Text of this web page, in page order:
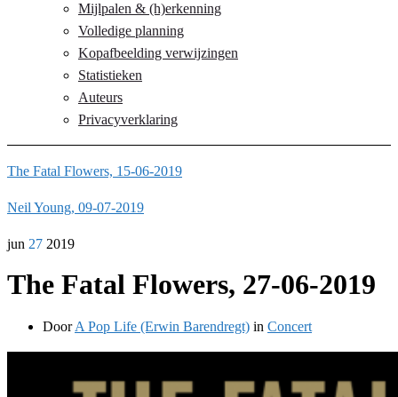
Mijlpalen & (h)erkenning
Volledige planning
Kopafbeelding verwijzingen
Statistieken
Auteurs
Privacyverklaring
The Fatal Flowers, 15-06-2019
Neil Young, 09-07-2019
jun 27 2019
The Fatal Flowers, 27-06-2019
DoorA Pop Life (Erwin Barendregt) in Concert